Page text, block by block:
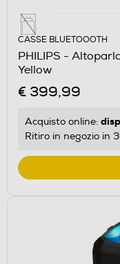
CASSE BLUETOOOTH
PHILIPS -
Yellow
€ 399,99
Acquisto online:
Ritiro in negozio in